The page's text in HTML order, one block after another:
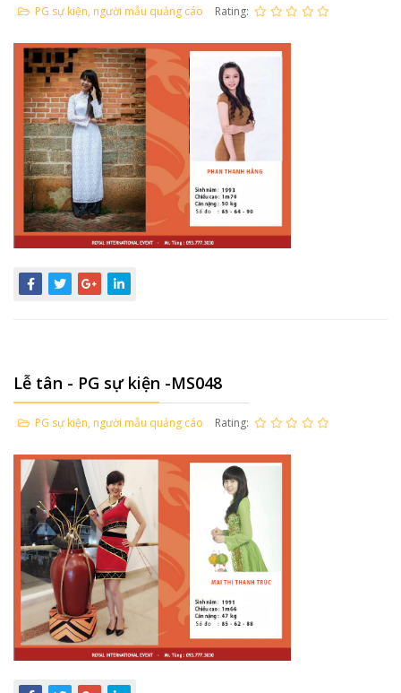
PG sự kiện, người mẫu quảng cáo Rating:
Lễ tân - PG sự kiện -MS048
PG sự kiện, người mẫu quảng cáo Rating: